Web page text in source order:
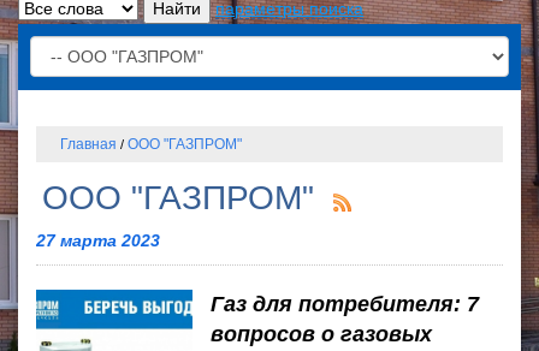
параметры поиска
Главная / ООО "ГАЗПРОМ"
ООО "ГАЗПРОМ"
27 марта 2023
Газ для потребителя: 7
вопросов о газовых